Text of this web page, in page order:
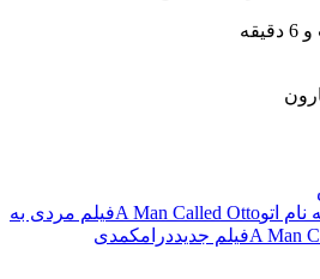
نام اتوA Man Called Ottoفیلم مردی به
فیلم جدیددرامکمدی